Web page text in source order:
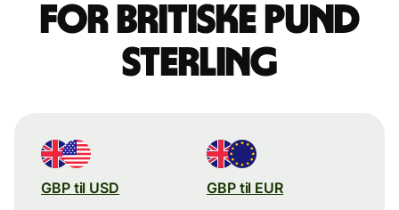
for britiske pund
sterling
GBP til USD GBP til EUR